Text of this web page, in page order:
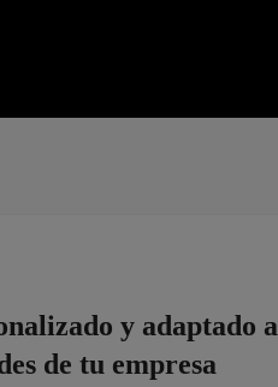
y adaptado a
de tu empresa